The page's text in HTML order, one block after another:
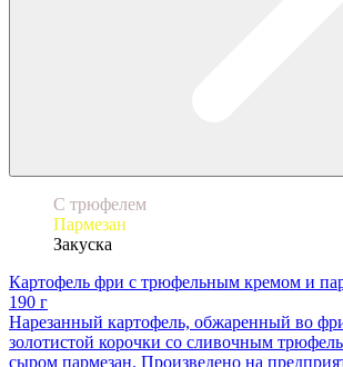
С трюфелем
Пармезан
Закуска
Картофель фри с трюфельным кремом и
190 г
Нарезанный картофель, обжаренный во
золотистой корочки со сливочным
сыром пармезан. Произведено на